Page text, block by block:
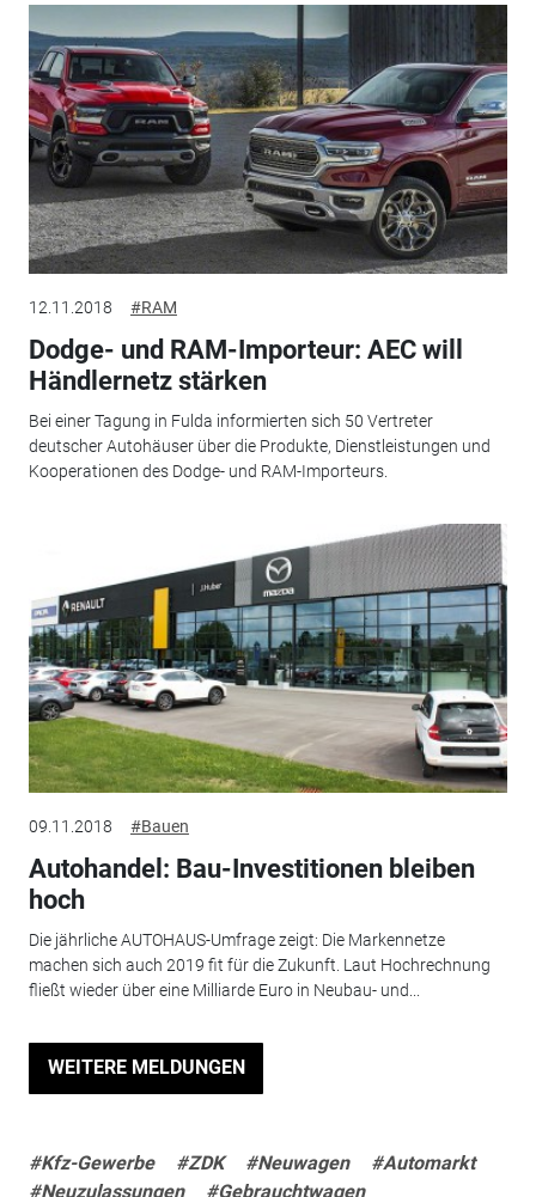
12.11.2018 #RAM
Dodge- und RAM-Importeur: AEC will
Händlernetz stärken
Bei einer Tagung in Fulda informierten sich 50 Vertreter
deutscher Autohäuser über die Produkte, Dienstleistungen und
Kooperationen des Dodge- und RAM-Importeurs.
09.11.2018 #Bauen
Autohandel: Bau-Investitionen bleiben
hoch
Die jährliche AUTOHAUS-Umfrage zeigt: Die Markennetze
machen sich auch 2019 fit für die Zukunft. Laut Hochrechnung
fließt wieder über eine Milliarde Euro in Neubau- und...
WEITERE MELDUNGEN
#Kfz-Gewerbe #ZDK #Neuwagen
#Automarkt
#Neuzulassungen
#Gebrauchtwagen